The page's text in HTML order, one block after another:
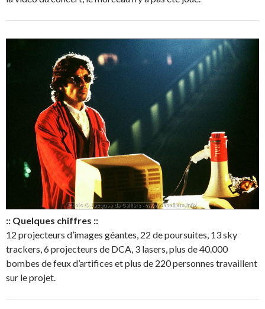
:: Quelques chiffres ::
12 projecteurs d’images géantes, 22 de poursuites, 13 sky
trackers, 6 projecteurs de DCA, 3 lasers, plus de 40.000
bombes de feux d’artifices et plus de 220 personnes travaillent
sur le projet.